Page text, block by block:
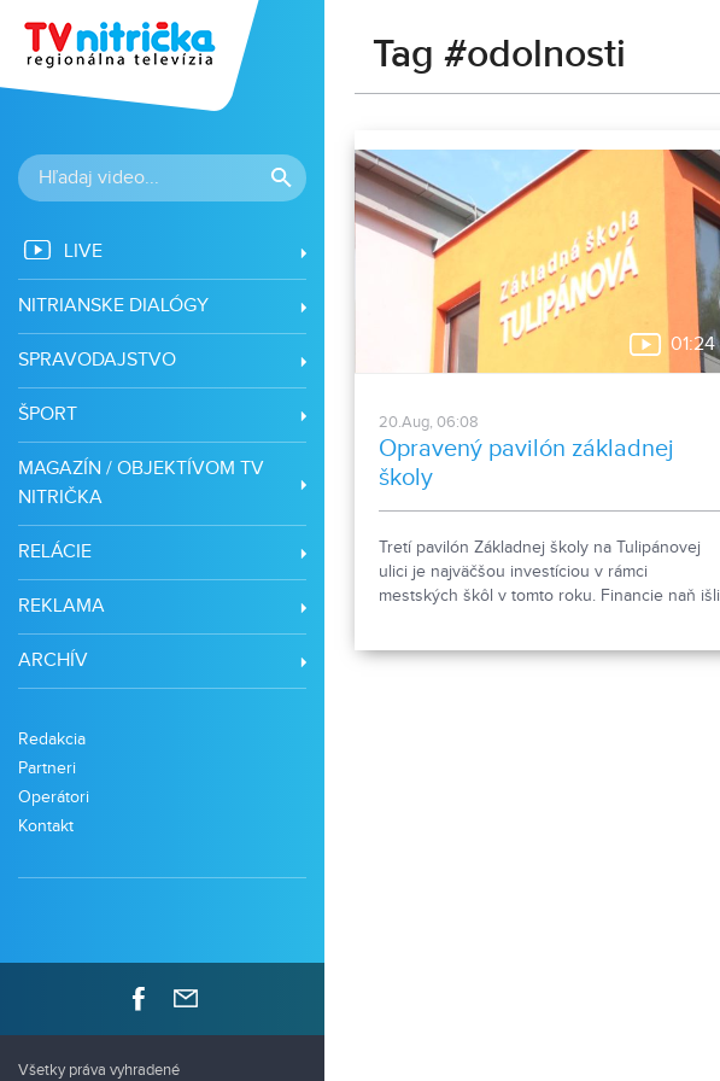
LIVE
NITRIANSKE DIALÓGY
SPRAVODAJSTVO
ŠPORT
MAGAZÍN / OBJEKTÍVOM TV
NITRIČKA
RELÁCIE
REKLAMA
ARCHÍV
Redakcia
Partneri
Operátori
Kontakt
Všetky práva vyhradené
Tag #odolnosti
01:24
20.Aug, 06:08
Opravený pavilón základnej
školy
Tretí pavilón Základnej školy na Tulipánovej
ulici je najväčšou investíciou v rámci
mestských škôl v tomto roku. Financie naň išli